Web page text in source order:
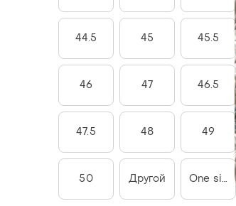
44.5 45 45.5
46 47 46.5
47.5 48 49
50 Другой One size